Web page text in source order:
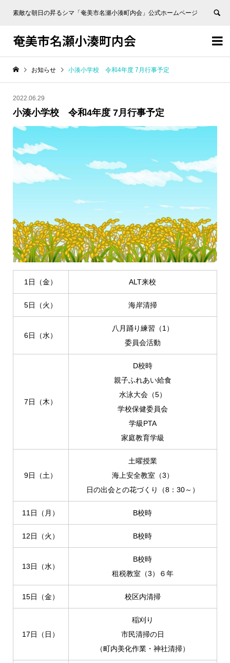
素敵な朝日の昇るシマ「奄美市名瀬小湊町内会」公式ホームページ

奄美市名瀬小湊町内会 
お知らせ 小湊小学校 令和4年度 7月行事予定
2022.06.29
小湊小学校 令和4年度 7月行事予定
1日（金） ALT来校
5日（火） 海岸清掃
6日（水）
八月踊り練習（1）
委員会活動
7日（木）
D校時
親子ふれあい給食
水泳大会（5）
学校保健委員会
学級PTA
家庭教育学級
9日（土）
土曜授業
海上安全教室（3）
日の出会との花づくり（8：30～）
11日（月） B校時
12日（火） B校時
13日（水）
B校時
租税教室（3）６年
15日（金） 校区内清掃
17日（日）
稲刈り
市民清掃の日
（町内美化作業・神社清掃）